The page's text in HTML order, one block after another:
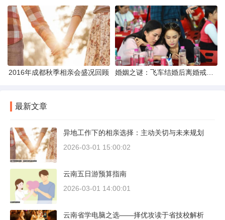
2016年成都秋季相亲会盛况回顾
最新文章
异地工作下的相亲选择：主动关切与未来规划
2026-03-01 15:00:02
云南五日游预算指南
2026-03-01 14:00:01
云南省学电脑之选——择优攻读于省技校解析